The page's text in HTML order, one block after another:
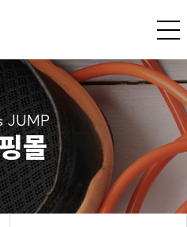
JUMP
몰